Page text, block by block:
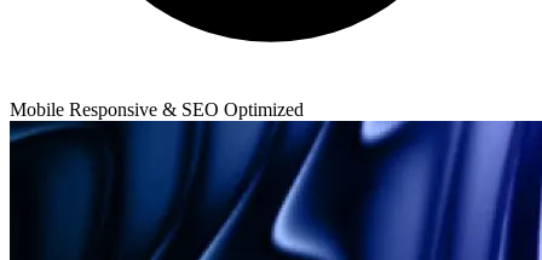
Mobile Responsive & SEO Optimized